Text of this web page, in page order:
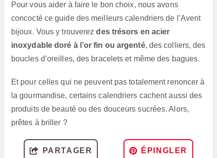
Pour vous aider à faire le bon choix, nous avons
concocté ce guide des meilleurs calendriers de l’Avent
bijoux. Vous y trouverezdes trésors en acier
inoxydable doré à l’or fin ou argenté, des colliers, des
boucles d’oreilles, des bracelets et même des bagues.
Et pour celles qui ne peuvent pas totalement renoncer à
la gourmandise, certains calendriers cachent aussi des
produits de beauté ou des douceurs sucrées. Alors,
prêtes à briller ?
PARTAGER ÉPINGLER